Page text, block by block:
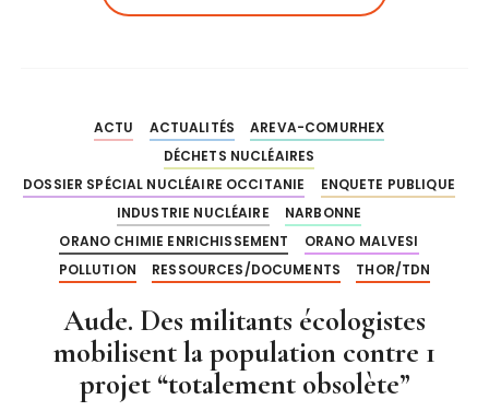
ACTU ACTUALITÉS
AREVA-COMURHEX
DÉCHETS NUCLÉAIRES
DOSSIER SPÉCIAL NUCLÉAIRE OCCITANIE
ENQUETE PUBLIQUE
INDUSTRIE NUCLÉAIRE
NARBONNE
ORANO CHIMIE ENRICHISSEMENT
ORANO MALVESI
POLLUTION
RESSOURCES/DOCUMENTS THOR/TDN
Aude. Des militants écologistes
mobilisent la population contre 1
projet “totalement obsolète”